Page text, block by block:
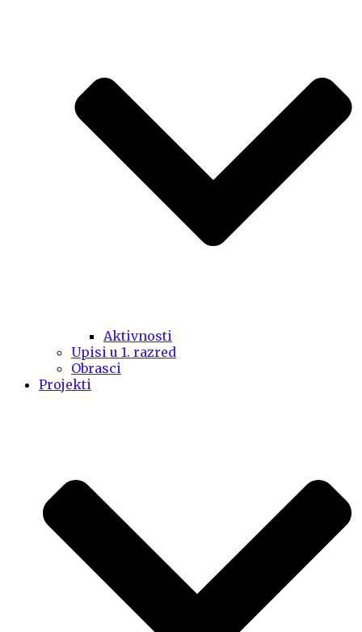
Aktivnosti
Upisi u 1. razred
Obrasci
Projekti